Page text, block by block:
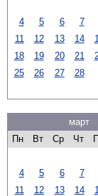
4
5 6 7
11
12 13 14
18
19 20 21
25
26 27 28
март
Пн
Вт Ср Чт
4
5 6 7
11
12 13 14